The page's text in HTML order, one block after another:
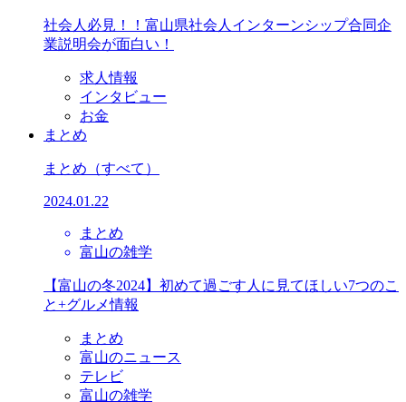
社会人必見！！富山県社会人インターンシップ合同企
業説明会が面白い！
求人情報
インタビュー
お金
まとめ
まとめ （すべて）
2024.01.22
まとめ
富山の雑学
【富山の冬2024】初めて過ごす人に見てほしい7つのこ
と+グルメ情報
まとめ
富山のニュース
テレビ
富山の雑学